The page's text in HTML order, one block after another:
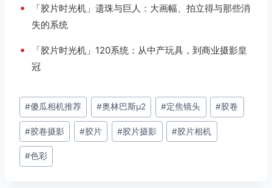
•
「胶片时光机」遗珠与巨人：大画幅、拍立得与那些消
失的系统
•
「胶片时光机」120系统：从中产玩具，到商业摄影皇
冠
文
章
标
签：
#傻瓜相机推荐 #奥林巴斯μ2 #定焦镜头 #胶卷
#胶卷摄影 #胶片 #胶片摄影 #胶片相机
#色彩